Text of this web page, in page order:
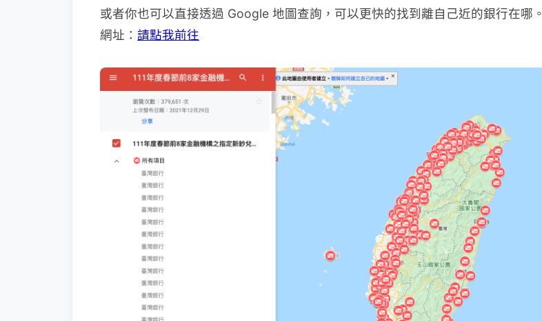
或者你也可以直接透過 Google 地圖查詢，可以更快的找到離自己近的銀行在哪。
網址： 請點我前往